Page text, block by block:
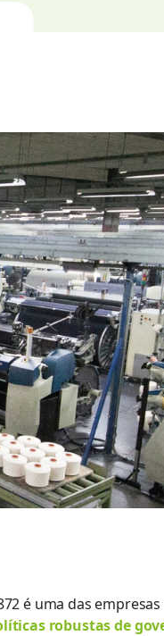
é uma das empresas
robustas de